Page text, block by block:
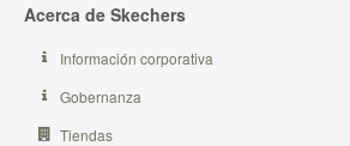
Acerca de Skechers
Información corporativa
Gobernanza
Tiendas